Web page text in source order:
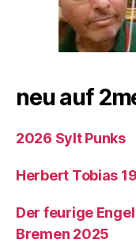
neu auf
2026 Sylt Punks
Herbert Tobias
Der feurige
Bremen 2025